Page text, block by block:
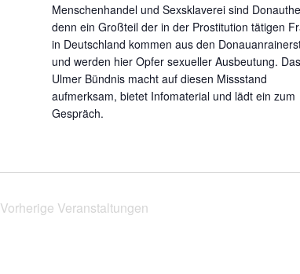
Menschenhandel und Sexsklaverei sind
denn ein Großteil der in der Prostitution tätigen
in Deutschland kommen aus den
und werden hier Opfer sexueller Ausbeutung. Das
Ulmer Bündnis macht auf diesen Missstand
aufmerksam, bietet Infomaterial und lädt ein zum
Gespräch.
Vorherige Veranstaltungen